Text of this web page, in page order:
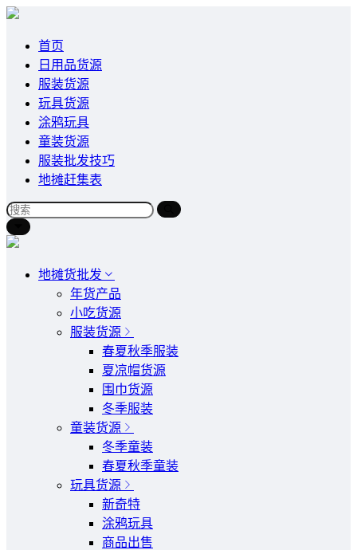
首页
日用品货源
服装货源
玩具货源
涂鸦玩具
童装货源
服装批发技巧
地摊赶集表
地摊货批发
年货产品
小吃货源
服装货源
春夏秋季服装
夏凉帽货源
围巾货源
冬季服装
童装货源
冬季童装
春夏秋季童装
玩具货源
新奇特
涂鸦玩具
商品出售